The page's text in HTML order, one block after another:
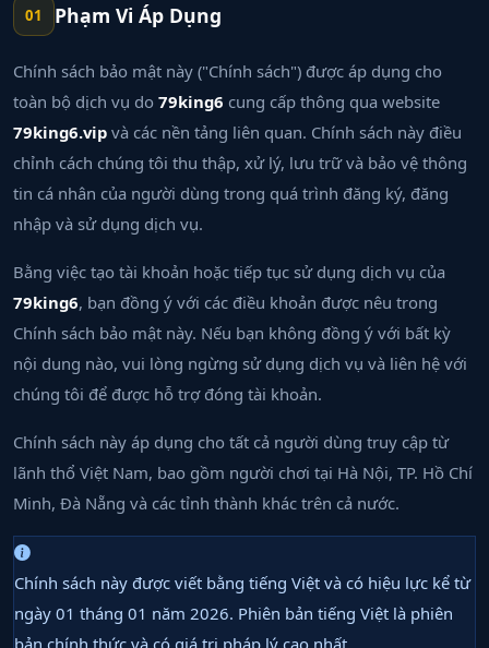
01 Phạm Vi Áp Dụng
Chính sách bảo mật này ("Chính sách") được áp dụng cho
toàn bộ dịch vụ do 79king6 cung cấp thông qua website
79king6.vip và các nền tảng liên quan. Chính sách này điều
chỉnh cách chúng tôi thu thập, xử lý, lưu trữ và bảo vệ thông
tin cá nhân của người dùng trong quá trình đăng ký, đăng
nhập và sử dụng dịch vụ.
Bằng việc tạo tài khoản hoặc tiếp tục sử dụng dịch vụ của
79king6, bạn đồng ý với các điều khoản được nêu trong
Chính sách bảo mật này. Nếu bạn không đồng ý với bất kỳ
nội dung nào, vui lòng ngừng sử dụng dịch vụ và liên hệ với
chúng tôi để được hỗ trợ đóng tài khoản.
Chính sách này áp dụng cho tất cả người dùng truy cập từ
lãnh thổ Việt Nam, bao gồm người chơi tại Hà Nội, TP. Hồ Chí
Minh, Đà Nẵng và các tỉnh thành khác trên cả nước.
Chính sách này được viết bằng tiếng Việt và có hiệu lực kể từ
ngày 01 tháng 01 năm 2026. Phiên bản tiếng Việt là phiên
bản chính thức và có giá trị pháp lý cao nhất.